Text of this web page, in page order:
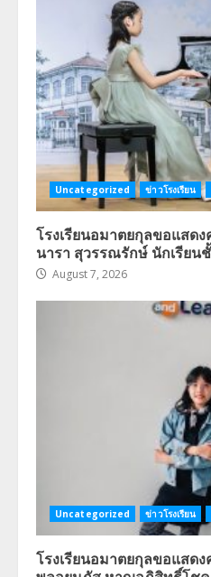
Uncategorized ข่าวโรงเรียน
โรงเรียนอมาตยกุลขอแสด
นารา สุวรรณรักษ์ นักเรียน
August 7, 2026
Uncategorized ข่าวโรงเรียน
โรงเรียนอมาตยกุลขอแสด